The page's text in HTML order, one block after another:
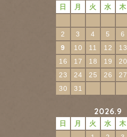
日 月 火 水 木
2
3 4 5 6
9
10 11 12 13
16
17 18 19 20
23
24 25 26 27
30
31
2026.9
日 月 火 水 木